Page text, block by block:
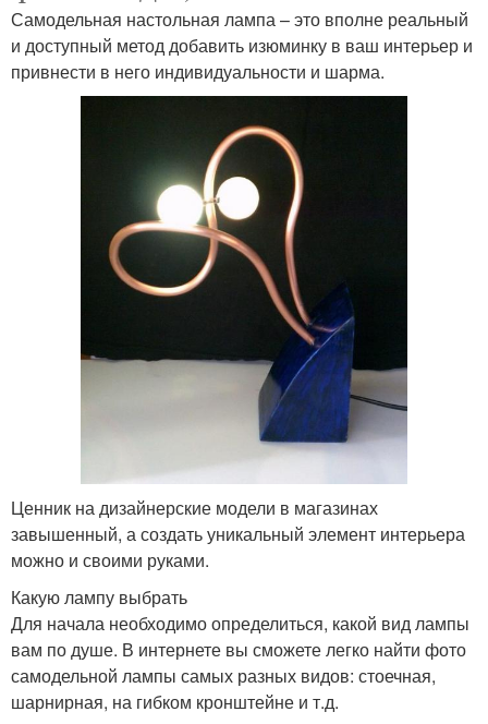
Самодельная настольная лампа – это вполне реальный
и доступный метод добавить изюминку в ваш интерьер и
привнести в него индивидуальности и шарма.
Ценник на дизайнерские модели в магазинах
завышенный, а создать уникальный элемент интерьера
можно и своими руками.
Какую лампу выбрать
Для начала необходимо определиться, какой вид лампы
вам по душе. В интернете вы сможете легко найти фото
самодельной лампы самых разных видов: стоечная,
шарнирная, на гибком кронштейне и т.д.